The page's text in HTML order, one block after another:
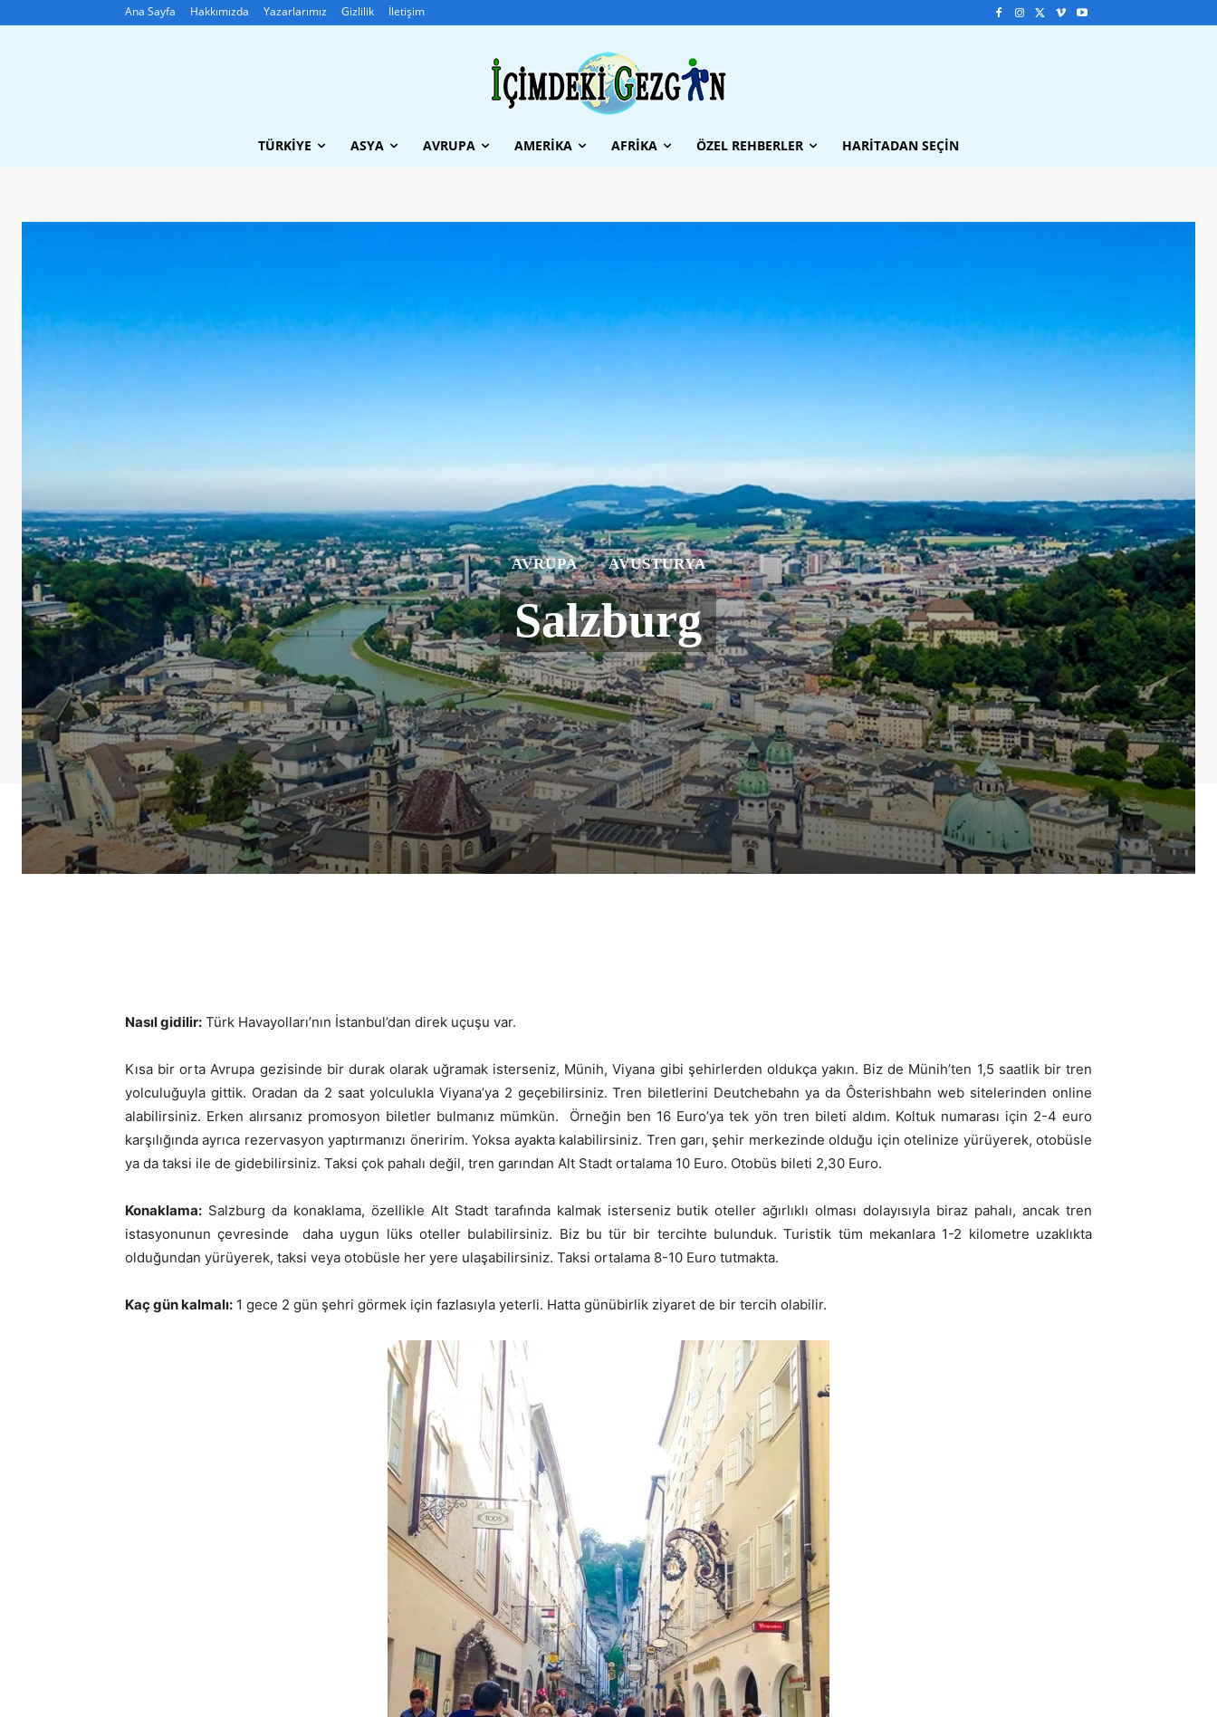
Ana Sayfa Hakkımızda Yazarlarımız Gizlilik İletişim
TÜRKIYE ASYA AVRUPA AMERIKA AFRIKA ÖZEL REHBERLER HARITADAN SEÇIN
AVRUPA AVUSTURYA
Salzburg
Nasıl gidilir: Türk Havayolları’nın İstanbul’dan direk uçuşu var.
Kısa bir orta Avrupa gezisinde bir durak olarak uğramak isterseniz, Münih, Viyana gibi şehirlerden oldukça yakın. Biz de Münih’ten 1,5 saatlik bir tren
yolculuğuyla gittik. Oradan da 2 saat yolculukla Viyana’ya 2 geçebilirsiniz. Tren biletlerini Deutchebahn ya da Ôsterishbahn web sitelerinden online
alabilirsiniz. Erken alırsanız promosyon biletler bulmanız mümkün. Örneğin ben 16 Euro’ya tek yön tren bileti aldım. Koltuk numarası için 2-4 euro
karşılığında ayrıca rezervasyon yaptırmanızı öneririm. Yoksa ayakta kalabilirsiniz. Tren garı, şehir merkezinde olduğu için otelinize yürüyerek, otobüsle
ya da taksi ile de gidebilirsiniz. Taksi çok pahalı değil, tren garından Alt Stadt ortalama 10 Euro. Otobüs bileti 2,30 Euro.
Konaklama: Salzburg da konaklama, özellikle Alt Stadt tarafında kalmak isterseniz butik oteller ağırlıklı olması dolayısıyla biraz pahalı, ancak tren
istasyonunun çevresinde daha uygun lüks oteller bulabilirsiniz. Biz bu tür bir tercihte bulunduk. Turistik tüm mekanlara 1-2 kilometre uzaklıkta
olduğundan yürüyerek, taksi veya otobüsle her yere ulaşabilirsiniz. Taksi ortalama 8-10 Euro tutmakta.
Kaç gün kalmalı: 1 gece 2 gün şehri görmek için fazlasıyla yeterli. Hatta günübirlik ziyaret de bir tercih olabilir.